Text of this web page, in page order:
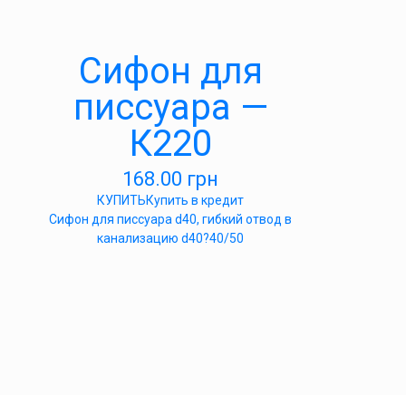
Сифон для
писсуара —
К220
168.00 грн
КУПИТЬКупить в кредит
Сифон для писсуара d40, гибкий отвод в
канализацию d40?40/50